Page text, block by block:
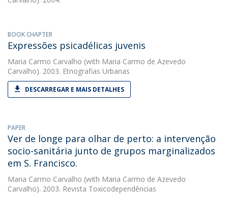
BOOK CHAPTER
Expressões psicadélicas juvenis
Maria Carmo Carvalho (with Maria Carmo de Azevedo
Carvalho). 2003. Etnografias Urbanas
DESCARREGAR E MAIS DETALHES
PAPER
Ver de longe para olhar de perto: a intervenção
socio-sanitária junto de grupos marginalizados
em S. Francisco.
Maria Carmo Carvalho (with Maria Carmo de Azevedo
Carvalho). 2003. Revista Toxicodependências